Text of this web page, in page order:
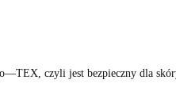
—TEX, czyli jest bezpieczny dla